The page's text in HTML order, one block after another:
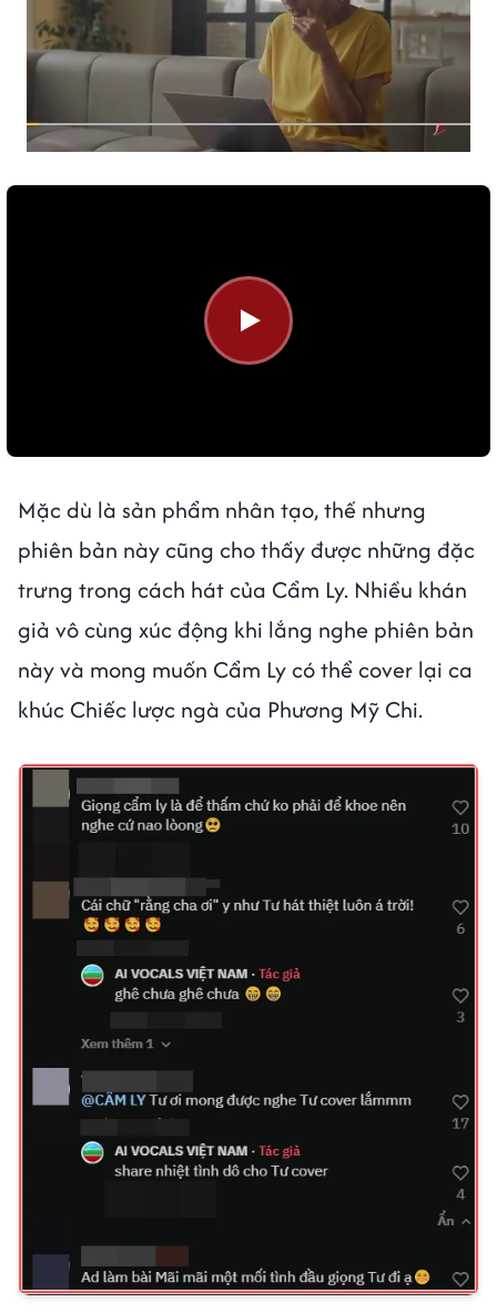
Mặc dù là sản phẩm nhân tạo, thế nhưng
phiên bản này cũng cho thấy được những đặc
trưng trong cách hát của Cẩm Ly. Nhiều khán
giả vô cùng xúc động khi lắng nghe phiên bản
này và mong muốn Cẩm Ly có thể cover lại ca
khúc Chiếc lược ngà của Phương Mỹ Chi.